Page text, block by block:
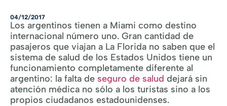
04/12/2017
Los argentinos tienen a Miami como destino
internacional número uno. Gran cantidad de
pasajeros que viajan a La Florida no saben que el
sistema de salud de los Estados Unidos tiene un
funcionamiento completamente diferente al
argentino: la falta de seguro de salud dejará sin
atención médica no sólo a los turistas sino a los
propios ciudadanos estadounidenses.